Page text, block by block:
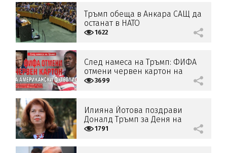
Тръмп обеща в Анкара САЩ да
останат в НАТО
1622
След намеса на Тръмп: ФИФА
отмени червен картон на
американски футболист
3699
Илияна Йотова поздрави
Доналд Тръмп за Деня на
независимостта
1791